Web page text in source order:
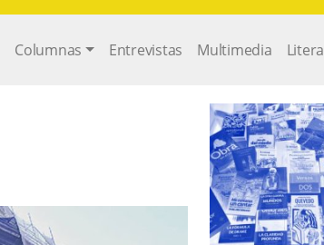
Columnas Entrevistas Multimedia